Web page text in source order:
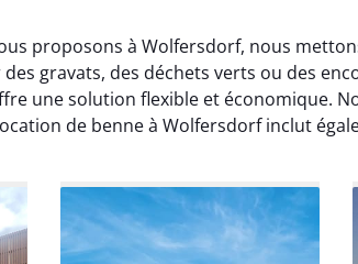
proposons à Wolfersdorf, nous
gravats, des déchets verts ou des
une solution flexible et économique.
de benne à Wolfersdorf inclut
Aurélie Bonnet
21 juin 2024